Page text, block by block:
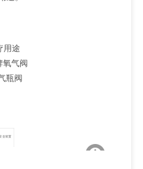
用途
氧气阀
瓶阀
全装置